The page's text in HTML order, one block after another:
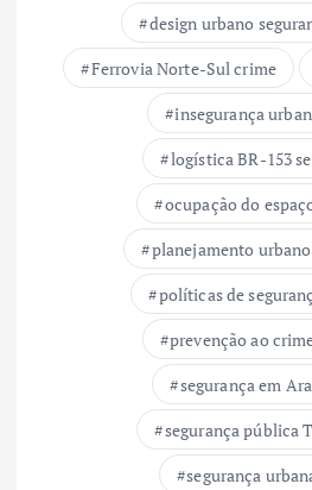
design urbano
Ferrovia Norte-Sul crime
insegurança
logística BR-153
ocupação do
planejamento
políticas de
prevenção ao
segurança em
segurança pública
segurança